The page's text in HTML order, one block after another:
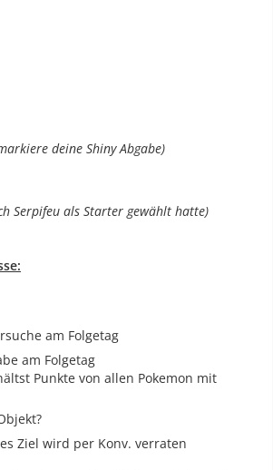
deine Shiny Abgabe)
Serpifeu als Starter gewählt hatte)
am Folgetag
am Folgetag
Punkte von allen Pokemon mit
Ziel wird per Konv. verraten